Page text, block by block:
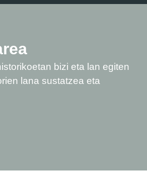
bizi eta lan egiten
lana sustatzea eta